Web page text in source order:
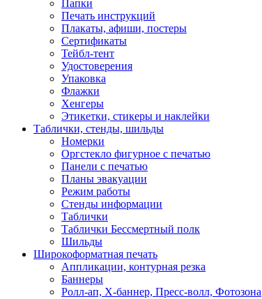
Папки
Печать инструкций
Плакаты, афиши, постеры
Сертификаты
Тейбл-тент
Удостоверения
Упаковка
Флажки
Хенгеры
Этикетки, стикеры и наклейки
Таблички, стенды, шильды
Номерки
Оргстекло фигурное с печатью
Панели с печатью
Планы эвакуации
Режим работы
Стенды информации
Таблички
Таблички Бессмертный полк
Шильды
Широкоформатная печать
Аппликации, контурная резка
Баннеры
Ролл-ап, X-баннер, Пресс-волл, Фотозона